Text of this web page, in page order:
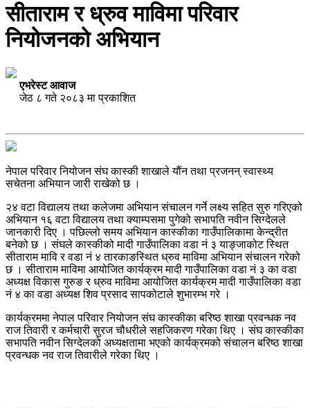
सीताराम र ध्रुव माविमा परिवार
नियोजनको अभियान
एभरेस्ट आवाज
जेठ ८ गते २०८३ मा प्रकाशित
नेपाल परिवार नियोजन संघ कास्की शाखाले यौंन तथा प्रजनन् स्वास्थ्य
सचेतना अभियान जारी राखेको छ ।
२४ वटा विद्यालय तथा कलेजमा अभियान संचालन गर्ने लक्ष्य सहित सुरु गरिएको
अभियान १६ वटा विद्यालय तथा क्याम्पसमा पुगेको सभापति नवीन सिग्देलले
जानकारी दिए । पछिल्लो समय अभियान कास्कीका गाउँपालिकामा केन्द्रीत
बनेको छ । संघले कास्कीको मादी गाउँपालिका वडा नं ३ याङ्जाकोट स्थित
सीताराम मावि र वडा नं ४ तारकाङस्थित ध्रुव माविमा अभियान संचालन गरेको
छ । सीताराम माविमा आयोजित कार्यक्रम मादी गाउँपालिका वडा नं ३ का वडा
अध्यक्ष विकास गुरुङ र ध्रुव माविमा आयोजित कार्यक्रम मादी गाउँपालिका वडा
नं ४ का वडा अध्यक्ष शिव प्रसाद सापकोटाले शुभारम्भ गरे ।
कार्यक्रममा नेपाल परिवार नियोजन संघ कास्कीका बरिष्ठ शाखा प्रवन्धक नव
राज तिवारी र कर्मचारी सुरज चौधरीले सहजिकरण गरेका थिए । संघ कास्कीका
सभापति नवीन सिग्देलको अध्यक्षतामा भएको कार्यक्रमको संचालन बरिष्ठ शाखा
प्रवन्धक नव राज तिवारीले गरेका थिए ।